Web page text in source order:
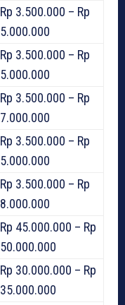
Rp 3.500.000 – Rp
5.000.000
Rp 3.500.000 – Rp
5.000.000
Rp 3.500.000 – Rp
7.000.000
Rp 3.500.000 – Rp
5.000.000
Rp 3.500.000 – Rp
8.000.000
Rp 45.000.000 – Rp
50.000.000
Rp 30.000.000 – Rp
35.000.000